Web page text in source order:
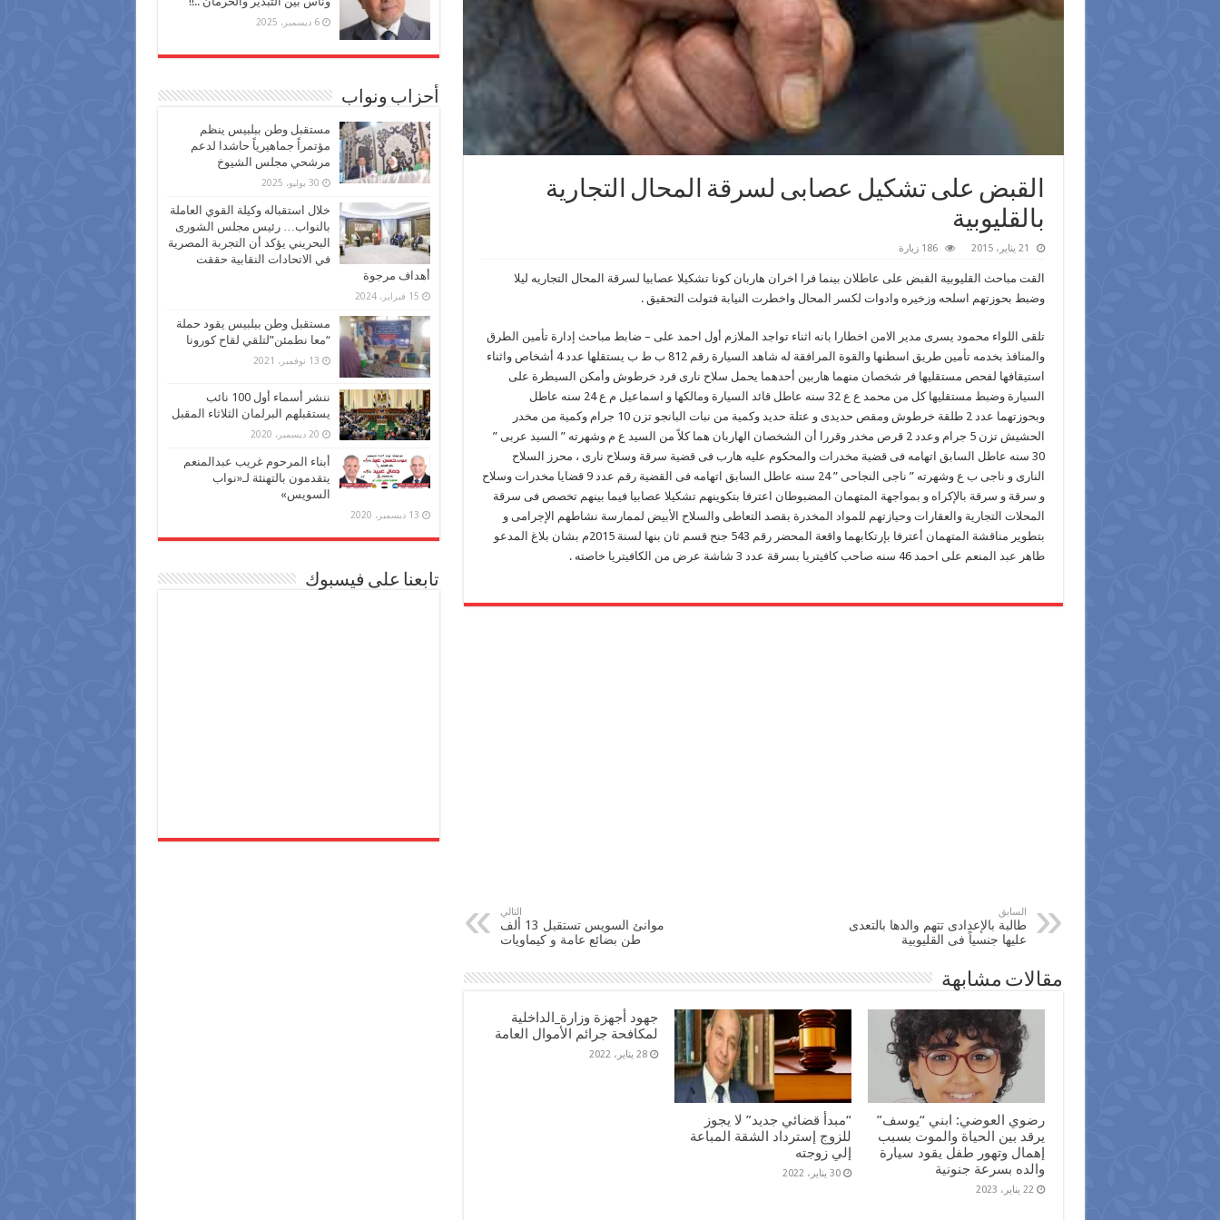
القبض على تشكيل عصابى لسرقة المحال التجارية
بالقليوبية
21 يناير، 2015 186 زيارة
القت مباحث القليوبية القبض على عاطلان بينما فرا اخران هاربان كونا تشكيلا عصابيا لسرقة المحال التجاريه ليلا
وضبط بحوزتهم اسلحه وزخيره وادوات لكسر المحال واخطرت النيابة فتولت التحقيق .
تلقى اللواء محمود يسرى مدير الامن اخطارا بانه اثناء تواجد الملازم أول احمد على – ضابط مباحث إدارة تأمين الطرق
والمنافذ بخدمه تأمين طريق اسطنها والقوة المرافقة له شاهد السيارة رقم 812 ب ط ب يستقلها عدد 4 أشخاص واثناء
استيقافها لفحص مستقليها فر شخصان منهما هاربين أحدهما يحمل سلاح نارى فرد خرطوش وأمكن السيطرة على
السيارة وضبط مستقليها كل من محمد ع ع 32 سنه عاطل قائد السيارة ومالكها و اسماعيل م ع 24 سنه عاطل
وبحوزتهما عدد 2 طلقة خرطوش ومقص حديدى و عتلة حديد وكمية من نبات البانجو تزن 10 جرام وكمية من مخدر
الحشيش تزن 5 جرام وعدد 2 قرص مخدر وقررا أن الشخصان الهاربان هما كلاً من السيد ع م وشهرته ” السيد عربى ”
30 سنه عاطل السابق اتهامه فى قضية مخدرات والمحكوم عليه هارب فى قضية سرقة وسلاح نارى ، محرز السلاح
النارى و ناجى ب ع وشهرته ” ناجى النجاحى ” 24 سنه عاطل السابق اتهامه فى القضية رقم عدد 9 قضايا مخدرات وسلاح
و سرقة و سرقة بالإكراه و بمواجهة المتهمان المضبوطان اعترفا بتكوينهم تشكيلا عصابيا فيما بينهم تخصص فى سرقة
المحلات التجارية والعقارات وحيازتهم للمواد المخدرة بقصد التعاطى والسلاح الأبيض لممارسة نشاطهم الإجرامى و
بتطوير مناقشة المتهمان أعترفا بإرتكابهما واقعة المحضر رقم 543 جنح قسم ثان بنها لسنة 2015م بشان بلاغ المدعو
طاهر عبد المنعم على احمد 46 سنه صاحب كافيتريا بسرقة عدد 3 شاشة عرض من الكافيتريا خاصته .
السابق
طالبة بالإعدادى تتهم والدها بالتعدى
عليها جنسياً فى القليوبية
التالي
موانئ السويس تستقبل 13 ألف
طن بضائع عامة و كيماويات
مقالات مشابهة
رضوي العوضي: ابني “يوسف”
يرقد بين الحياة والموت بسبب
إهمال وتهور طفل يقود سيارة
والده بسرعة جنونية
22 يناير، 2023
“مبدأ قضائي جديد” لا يجوز
للزوج إسترداد الشقة المباعة
إلي زوجته
30 يناير، 2022
جهود أجهزة وزارة_الداخلية
لمكافحة جرائم الأموال العامة
28 يناير، 2022
6 ديسمبر، 2025
أحزاب ونواب
مستقبل وطن ببلبيس ينظم
مؤتمراً جماهيرياً حاشدا لدعم
مرشحي مجلس الشيوخ
30 يوليو، 2025
خلال استقباله وكيلة القوي العاملة
بالنواب… رئيس مجلس الشورى
البحريني يؤكد أن التجربة المصرية
في الاتحادات النقابية حققت
أهداف مرجوة
15 فبراير، 2024
مستقبل وطن ببلبيس يقود حملة
“معا نطمئن”لتلقي لقاح كورونا
13 نوفمبر، 2021
ننشر أسماء أول 100 نائب
يستقبلهم البرلمان الثلاثاء المقبل
20 ديسمبر، 2020
أبناء المرحوم غريب عبدالمنعم
يتقدمون بالتهنئة لـ«نواب
السويس»
13 ديسمبر، 2020
تابعنا على فيسبوك